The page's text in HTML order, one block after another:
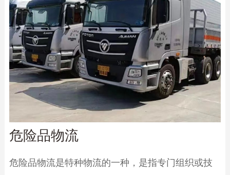
危险品物流
危险品物流是特种物流的一种，是指专门组织或技